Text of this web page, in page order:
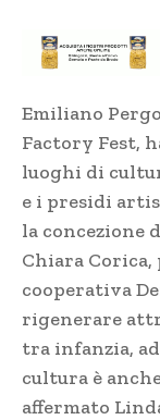
Emiliano
Factory Fest,
luoghi di
e i presidi
la concezione
Chiara
cooperativa
rigenerare
tra infanzia,
cultura è
affermato